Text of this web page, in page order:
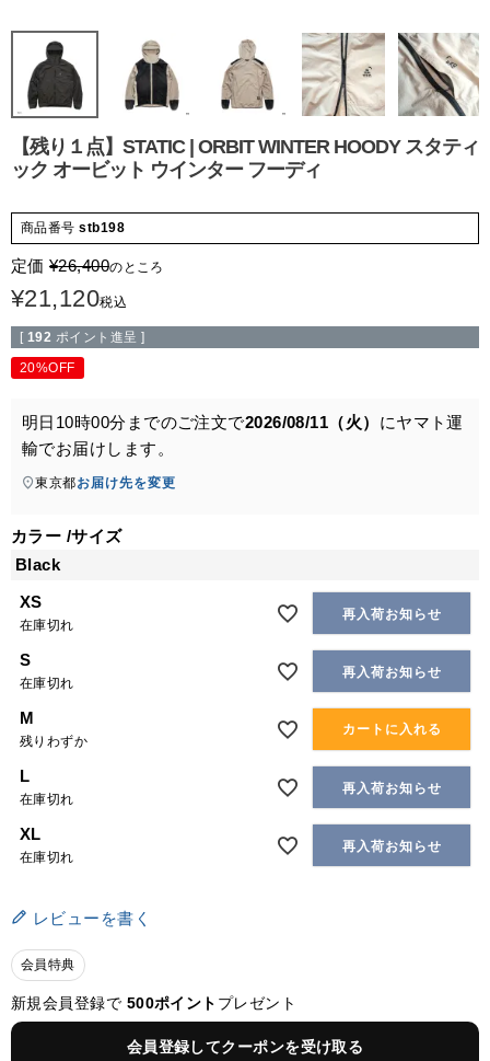
【残り１点】STATIC | ORBIT WINTER HOODY スタティ
ック オービット ウインター フーディ
商品番号 stb198
定価 ¥26,400のところ
¥21,120税込
[ 192 ポイント進呈 ]
20%OFF
明日 10時00分 までのご注文で2026/08/11（火） にヤマト運
輸でお届けします。
東京都お届け先を変更
カラー サイズ
Black
XS
在庫切れ
再入荷お知らせ
S
在庫切れ
再入荷お知らせ
M
残りわずか
カートに入れる
L
在庫切れ
再入荷お知らせ
XL
在庫切れ
再入荷お知らせ
レビューを書く
会員特典
新規会員登録で 500ポイント プレゼント
会員登録してクーポンを受け取る